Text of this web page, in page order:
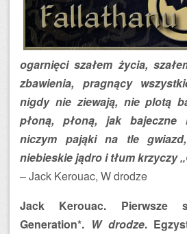
ogarnięci szałem życia,
zbawienia, pragnący
nigdy nie ziewają, nie plotą
płoną, płoną, jak bajeczne
niczym pająki na tle
niebieskie jądro i tłum krzyczy
– Jack Kerouac, W drodze
Jack Kerouac. Pierwsze
Generation*. W drodze.